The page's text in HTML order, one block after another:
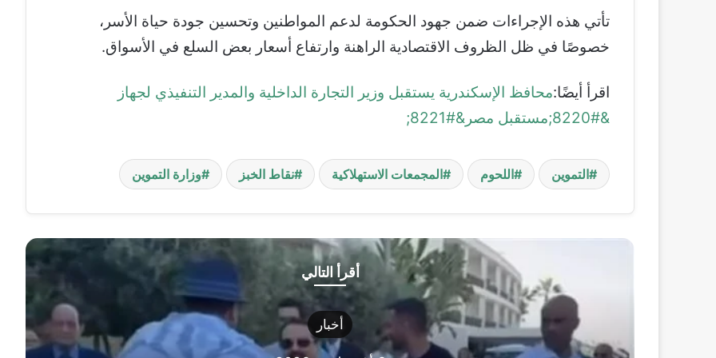
تأتي هذه الإجراءات ضمن جهود الحكومة لدعم المواطنين وتحسين جودة حياة الأسر،
خصوصًا في ظل الظروف الاقتصادية الراهنة وارتفاع أسعار بعض السلع في الأسواق.
اقرأ أيضًا:محافظ الإسكندرية يستقبل وزير التجارة الداخلية والمدير التنفيذي لجهاز
&#8220;مستقبل مصر&#8221;
التموين اللحوم المجمعات الاستهلاكية نقاط الخبز وزارة التموين
أقرأ التالي
أخبار